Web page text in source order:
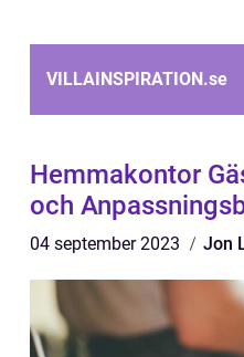
VILLAINSPIRATION.se
Hemmakontor
och
04 september 2023 Jon